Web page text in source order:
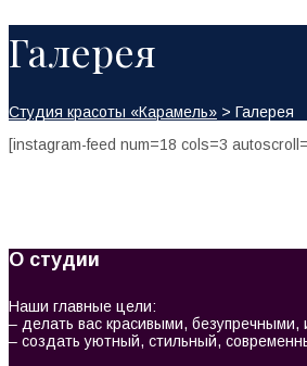
Галерея
Студия красоты «Карамель» > Галерея
[instagram-feed num=18 cols=3
О студии
Наши главные цели:
– делать вас красивыми,
– создать уютный, стильный,